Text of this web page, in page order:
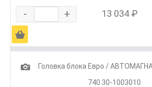
- + 13 034 ₽
Ä
1
Головка блока Евро /
740.30-1003010